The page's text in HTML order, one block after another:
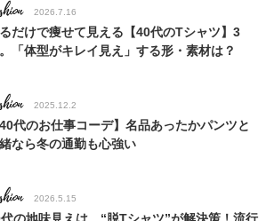
2026.7.16
だけで痩せて見える【40代のTシャツ】3
「体型がキレイ見え」する形・素材は？
2025.12.2
40代のお仕事コーデ】名品あったかパンツと
なら冬の通勤も心強い
2026.5.15